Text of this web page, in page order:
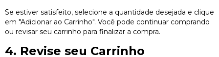
Se estiver satisfeito, selecione a quantidade desejada e clique
em "Adicionar ao Carrinho". Você pode continuar comprando
ou revisar seu carrinho para finalizar a compra.
4. Revise seu Carrinho